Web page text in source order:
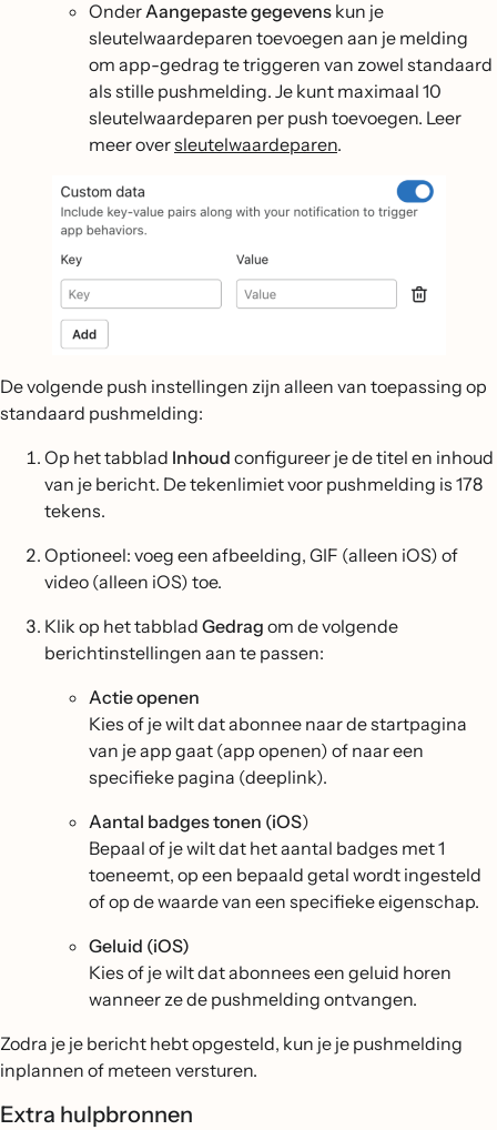
OnderAangepaste gegevens kun je
sleutelwaardeparen toevoegen aan je melding
om app-gedrag te triggeren van zowel standaard
als stille pushmelding. Je kunt maximaal 10
sleutelwaardeparen per push toevoegen. Leer
meer oversleutelwaardeparen.
De volgende push instellingen zijn alleen van toepassing op
standaard pushmelding:
Op het tabblad Inhoud configureer je de titel en inhoud
van je bericht. De tekenlimiet voor pushmelding is 178
tekens.
Optioneel: voeg een afbeelding, GIF (alleen iOS) of
video (alleen iOS) toe.
Klik op het tabblad Gedrag om de volgende
berichtinstellingen aan te passen:
Actie openen
Kies of je wilt dat abonnee naar de startpagina
van je app gaat (app openen) of naar een
specifieke pagina (deeplink).
Aantal badges tonen (iOS)
Bepaal of je wilt dat het aantal badges met 1
toeneemt, op een bepaald getal wordt ingesteld
of op de waarde van een specifieke eigenschap.
Geluid (iOS)
Kies of je wilt dat abonnees een geluid horen
wanneer ze de pushmelding ontvangen.
Zodra je je bericht hebt opgesteld, kun je je pushmelding
inplannen of meteen versturen.
Extra hulpbronnen